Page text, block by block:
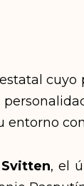
cuyo
entorno
, el